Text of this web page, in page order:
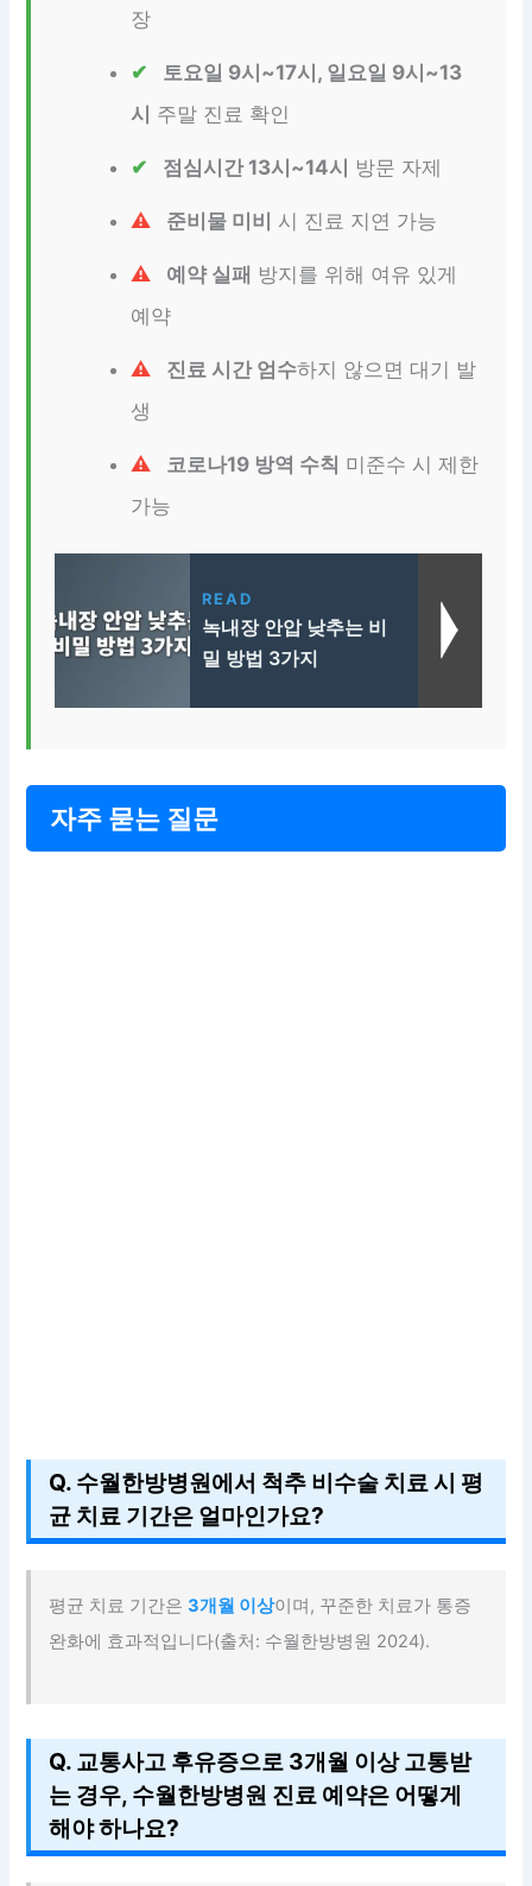
장
토요일 9시~17시, 일요일 9시~13
시 주말 진료 확인
점심시간 13시~14시 방문 자제
준비물 미비 시 진료 지연 가능
예약 실패 방지를 위해 여유 있게
예약
진료 시간 엄수하지 않으면 대기 발
생
코로나19 방역 수칙 미준수 시 제한
가능
READ
녹내장 안압 낮추는 비
밀 방법 3가지
자주 묻는 질문
Q. 수월한방병원에서 척추 비수술 치료 시 평
균 치료 기간은 얼마인가요?
평균 치료 기간은3개월 이상이며, 꾸준한 치료가 통증
완화에 효과적입니다(출처: 수월한방병원 2024).
Q. 교통사고 후유증으로 3개월 이상 고통받
는 경우, 수월한방병원 진료 예약은 어떻게
해야 하나요?